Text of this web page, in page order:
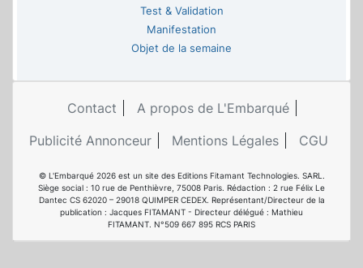
Test & Validation
Manifestation
Objet de la semaine
Contact
A propos de L'Embarqué
Publicité Annonceur
Mentions Légales CGU
© L'Embarqué 2026 est un site des Editions Fitamant Technologies. SARL.
Siège social : 10 rue de Penthièvre, 75008 Paris. Rédaction : 2 rue Félix Le
Dantec CS 62020 – 29018 QUIMPER CEDEX. Représentant/Directeur de la
publication : Jacques FITAMANT - Directeur délégué : Mathieu
FITAMANT. N°509 667 895 RCS PARIS